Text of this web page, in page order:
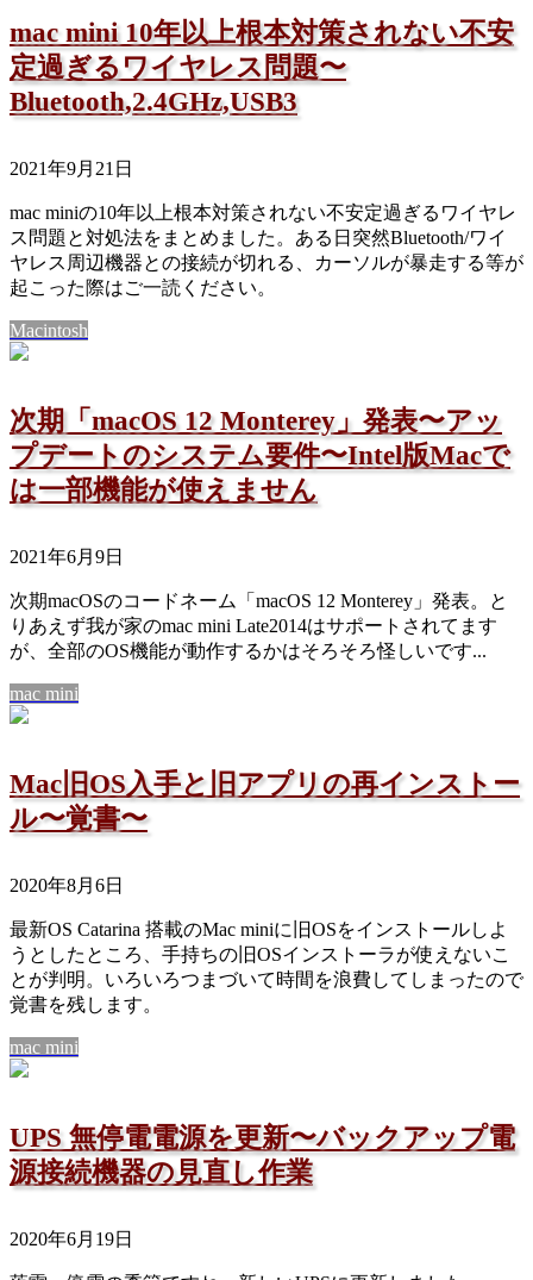
mac mini 10年以上根本対策されない不安
定過ぎるワイヤレス問題〜
Bluetooth,2.4GHz,USB3
2021年9月21日
mac miniの10年以上根本対策されない不安定過ぎるワイヤレ
ス問題と対処法をまとめました。ある日突然Bluetooth/ワイ
ヤレス周辺機器との接続が切れる、カーソルが暴走する等が
起こった際はご一読ください。
Macintosh
次期「macOS 12 Monterey」発表〜アッ
プデートのシステム要件〜Intel版Macで
は一部機能が使えません
2021年6月9日
次期macOSのコードネーム「macOS 12 Monterey」発表。と
りあえず我が家のmac mini Late2014はサポートされてます
が、全部のOS機能が動作するかはそろそろ怪しいです...
mac mini
Mac旧OS入手と旧アプリの再インストー
ル〜覚書〜
2020年8月6日
最新OS Catarina 搭載のMac miniに旧OSをインストールしよ
うとしたところ、手持ちの旧OSインストーラが使えないこ
とが判明。いろいろつまづいて時間を浪費してしまったので
覚書を残します。
mac mini
UPS 無停電電源を更新〜バックアップ電
源接続機器の見直し作業
2020年6月19日